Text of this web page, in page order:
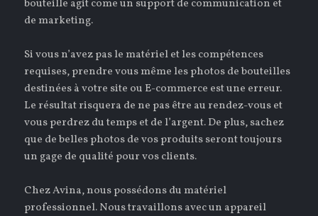
bouteille agit come un support de communication et
de marketing.
Si vous n’avez pas le matériel et les compétences
requises, prendre vous même les photos de bouteilles
destinées à votre site ou E-commerce est une erreur.
Le résultat risquera de ne pas être au rendez-vous et
vous perdrez du temps et de l’argent. De plus, sachez
que de belles photos de vos produits seront toujours
un gage de qualité pour vos clients.
Chez Avina, nous possédons du matériel
professionnel. Nous travaillons avec un appareil